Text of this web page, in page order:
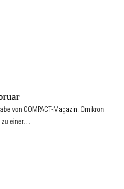
von COMPACT-Magazin. Omikron
zu einer…